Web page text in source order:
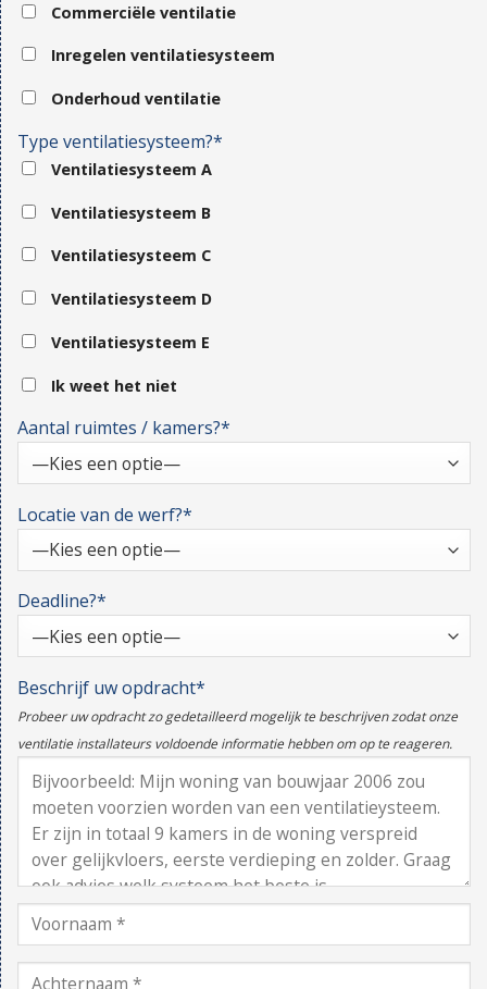
Commerciële ventilatie
Inregelen ventilatiesysteem
Onderhoud ventilatie
Type ventilatiesysteem?*
Ventilatiesysteem A
Ventilatiesysteem B
Ventilatiesysteem C
Ventilatiesysteem D
Ventilatiesysteem E
Ik weet het niet
Aantal ruimtes / kamers?*
Locatie van de werf?*
Deadline?*
Beschrijf uw opdracht*
Probeer uw opdracht zo gedetailleerd mogelijk te beschrijven zodat onze
ventilatie installateurs voldoende informatie hebben om op te reageren.